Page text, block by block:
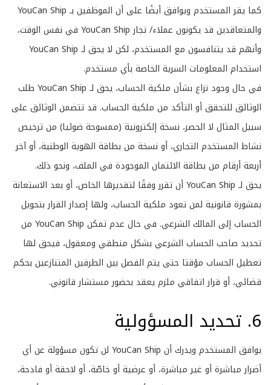
كما يقر المستخدم ويوافق أيضًا على أن الموظفين بـ YouCan Ship
والمتعاقدين قد يكونون عملاء/ تجار YouCan Ship في نفس الوقت،
وأنهم قد يتنافسون مع المستخدم، لكن لا يحق لـ YouCan Ship
استخدام المعلومات السرية الخاصة بأي مستخدم.
في حال وجود نزاع بشأن ملكية الحساب، يحق لـ YouCan Ship طلب
الوثائق للتحقق أو التأكد من ملكية الحساب. قد تتضمن الوثائق على
سبيل المثال لا الحصر، نسخة إلكترونية (ممسوحة ضوئيا) من ترخيص
نشاط المستخدم التجاري، أو نسخة من بطاقة الهوية الوطنية، أو آخر
أربعة أرقام من بطاقة الائتمان الموجودة في الملف، ونحو ذلك.
يحق لـ YouCan Ship أن تقرر وفقًا لتقديرها الخاص، أو بعد الاستعانة
بمشورة قانونية لمن تعود ملكية الحساب، ولها إصدار القرار بتحويل
الحساب إلى المالك الشرعي. في حال عدم تمكن YouCan Ship من
تحديد صاحب الحساب الشرعي بشكل منطقي ومعقول، فيحق لها
تعطيل الحساب مؤقتا حتى يتم الفصل بين الطرفين المتنازعين بحكم
قضائي، أو قرار اتفاقي ملزم يعقد بحضور مستشار قانوني.
6. تحديد المسؤولية
يوافق المستخدم ويدرك أن YouCan Ship لن تكون مسؤولة عن أي
أضرار مباشرة أو غير مباشرة، أو عرضية أو خاصّة، أو لاحقة أو فادحة،